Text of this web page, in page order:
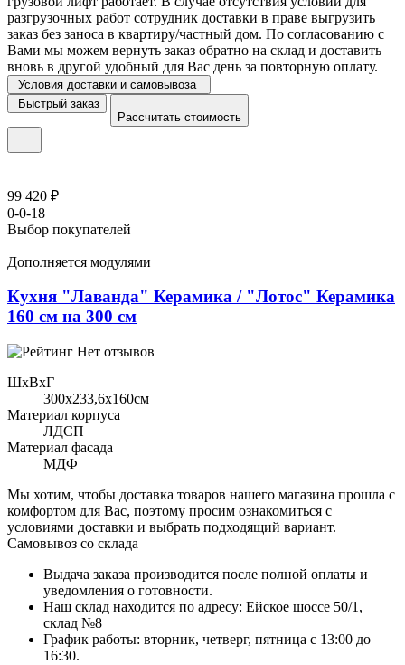
разгрузочных работ сотрудник доставки в праве выгрузить
заказ без заноса в квартиру/частный дом. По согласованию с
Вами мы можем вернуть заказ обратно на склад и доставить
вновь в другой удобный для Вас день за повторную оплату.
Условия доставки и самовывоза
Быстрый заказ
Рассчитать стоимость
99 420 ₽
0-0-18
Выбор покупателей
Дополняется модулями
Кухня "Лаванда" Керамика / "Лотос" Керамика
160 см на 300 см
Нет отзывов
ШхВхГ
300x233,6х160см
Материал корпуса
ЛДСП
Материал фасада
МДФ
Мы хотим, чтобы доставка товаров нашего магазина прошла с
комфортом для Вас, поэтому просим ознакомиться с
условиями доставки и выбрать подходящий вариант.
Самовывоз со склада
Выдача заказа производится после полной оплаты и
уведомления о готовности.
Наш склад находится по адресу: Ейское шоссе 50/1,
склад №8
График работы: вторник, четверг, пятница с 13:00 до
16:30.